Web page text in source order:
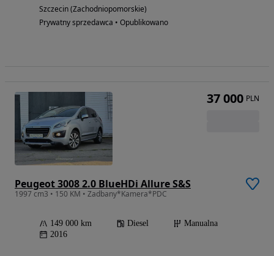
Szczecin (Zachodniopomorskie)
Prywatny sprzedawca • Opublikowano
Peugeot 3008 2.0 BlueHDi Allure S&S
1997 cm3 • 150 KM • Zadbany*Kamera*PDC
149 000 km Diesel
Manualna
2016
37 000 PLN